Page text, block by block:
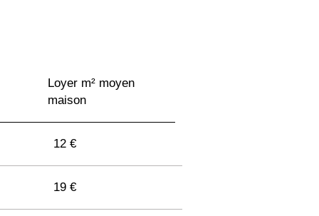
Loyer m² moyen
maison
12 €
19 €